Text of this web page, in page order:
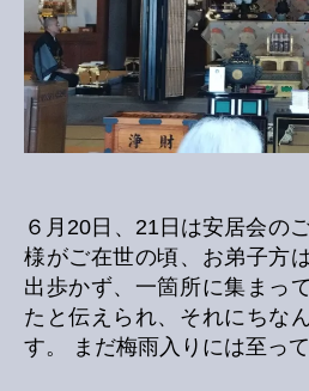
６月20日、21日は安居会の
様がご在世の頃、お弟子方
出歩かず、一箇所に集まっ
たと伝えられ、それにちな
す。 まだ梅雨入りには至っ